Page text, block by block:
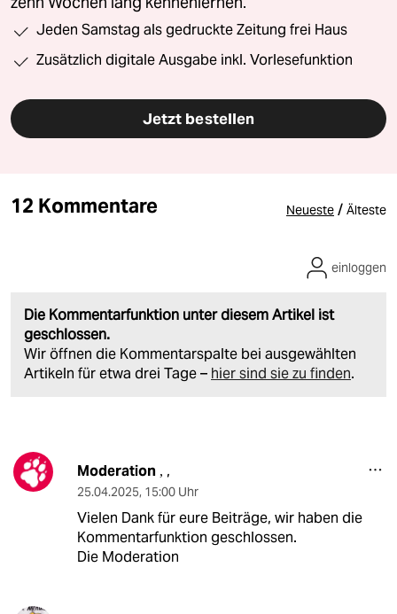
Jeden Samstag als gedruckte Zeitung frei Haus
Zusätzlich digitale Ausgabe inkl. Vorlesefunktion
Jetzt bestellen
12 Kommentare Neueste / Älteste
Die Kommentarfunktion unter diesem Artikel ist
geschlossen.
Wir öffnen die Kommentarspalte bei ausgewählten
Artikeln für etwa drei Tage – hier sind sie zu finden.
einloggen
Moderation, ,
25.04.2025, 15:00 Uhr
Vielen Dank für eure Beiträge, wir haben die
Kommentarfunktion geschlossen.
Die Moderation